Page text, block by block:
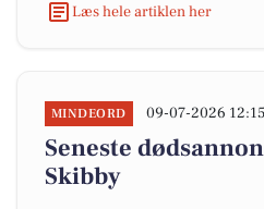
Læs hele artiklen her
MINDEORD 09-07-2026 12:15
Seneste
Skibby